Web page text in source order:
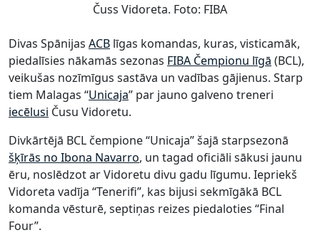
Čuss Vidoreta. Foto: FIBA
Divas Spānijas ACB līgas komandas, kuras, visticamāk,
piedalīsies nākamās sezonas FIBA Čempionu līgā (BCL),
veikušas nozīmīgus sastāva un vadības gājienus. Starp
tiem Malagas “Unicaja” par jauno galveno treneri
iecēlusi Čusu Vidoretu.
Divkārtējā BCL čempione “Unicaja” šajā starpsezonā
šķīrās no Ibona Navarro, un tagad oficiāli sākusi jaunu
ēru, noslēdzot ar Vidoretu divu gadu līgumu. Iepriekš
Vidoreta vadīja “Tenerifi”, kas bijusi sekmīgākā BCL
komanda vēsturē, septiņas reizes piedaloties “Final
Four”.